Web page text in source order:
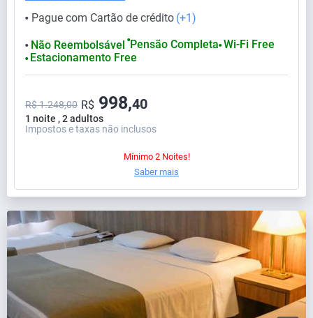
⬤ Pague com Cartão de crédito (+1)
⬤ Não Reembolsável ⬤Pensão Completa ⬤ Wi-Fi Free
⬤ Estacionamento Free
1 noite , 2 adultos
R$ 1.248,00 R$ 998,40
Impostos e taxas não inclusos
Mínimo 2 Noites!
Saber mais